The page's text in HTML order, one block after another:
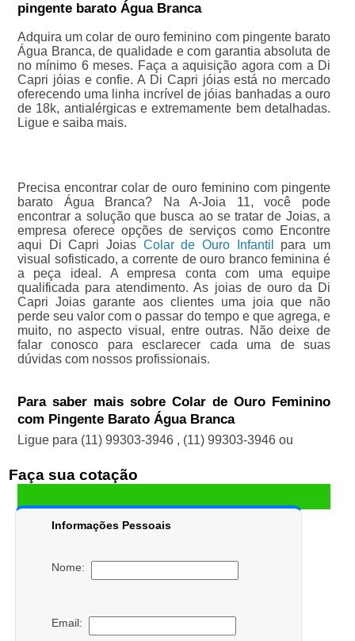
pingente barato Água Branca
Adquira um colar de ouro feminino com pingente barato
Água Branca, de qualidade e com garantia absoluta de
no mínimo 6 meses. Faça a aquisição agora com a Di
Capri jóias e confie. A Di Capri jóias está no mercado
oferecendo uma linha incrível de jóias banhadas a ouro
de 18k, antialérgicas e extremamente bem detalhadas.
Ligue e saiba mais.
Precisa encontrar colar de ouro feminino com pingente
barato Água Branca? Na A-Joia 11, você pode
encontrar a solução que busca ao se tratar de Joias, a
empresa oferece opções de serviços como Encontre
aqui Di Capri Joias Colar de Ouro Infantil
para um
visual sofisticado, a corrente de ouro branco feminina é
a peça ideal. A empresa conta com uma equipe
qualificada para atendimento. As joias de ouro da Di
Capri Joias garante aos clientes uma joia que não
perde seu valor com o passar do tempo e que agrega, e
muito, no aspecto visual, entre outras. Não deixe de
falar conosco para esclarecer cada uma de suas
dúvidas com nossos profissionais.
Para saber mais sobre Colar de Ouro Feminino
com Pingente Barato Água Branca
Ligue para (11) 99303-3946 , (11) 99303-3946 ou
Faça sua cotação
Informações Pessoais
Nome:
Email: